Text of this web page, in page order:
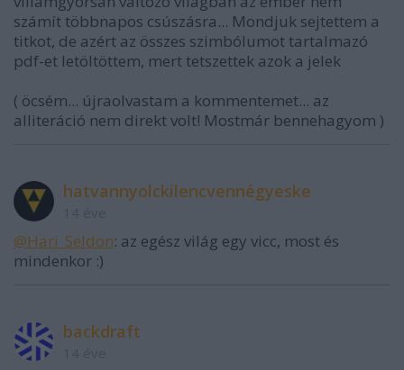
számít többnapos csúszásra... Mondjuk sejtettem a
titkot, de azért az összes szimbólumot tartalmazó
pdf-et letöltöttem, mert tetszettek azok a jelek
( öcsém... újraolvastam a kommentemet... az
alliteráció nem direkt volt! Mostmár bennehagyom )
hatvannyolckilencvennégyeske
@Hari_Seldon: az egész világ egy vicc, most és
mindenkor :)
backdraft